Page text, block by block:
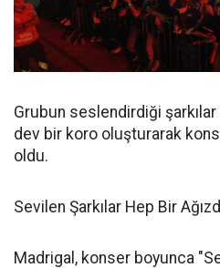
Grubun seslendirdiği
dev bir koro oluşturarak
oldu.
Sevilen Şarkılar Hep Bir
Madrigal, konser boyunca